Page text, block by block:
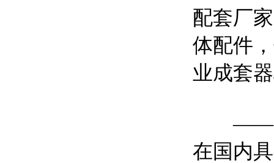
配套厂
体配件
业成套
——丹
在国内